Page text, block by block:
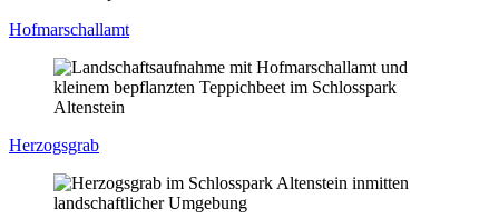
Hofmarschallamt
Herzogsgrab